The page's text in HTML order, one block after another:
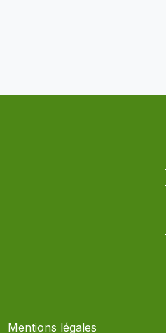
Mentions légales